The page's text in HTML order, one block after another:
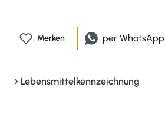
Merken per WhatsApp
Lebensmittelkennzeichnung